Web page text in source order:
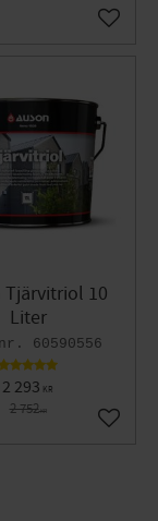
Lägg
Tjärvitriol 10
Liter
60590556
2 293 KR
2 752KR
Lägg